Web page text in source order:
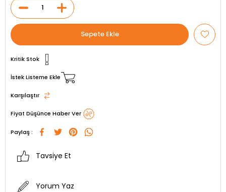
Kritik Stok
İstek Listeme Ekle
Karşılaştır
Fiyat Düşünce Haber Ver
Paylaş :
Tavsiye Et
Yorum Yaz